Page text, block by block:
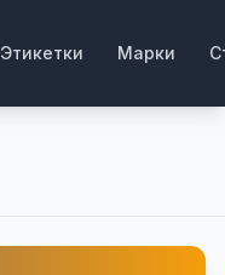
Этикетки Марки